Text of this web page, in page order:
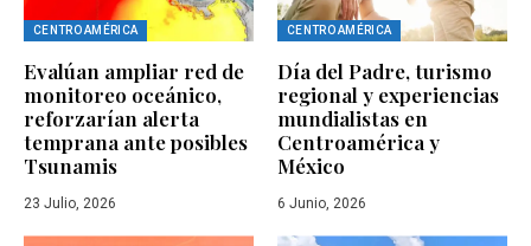
CENTRO AMÉRICA
Evalúan ampliar red de
monitoreo oceánico,
reforzarían alerta
temprana ante posibles
Tsunamis
23 Julio, 2026
CENTRO AMÉRICA
Día del Padre, turismo
regional y experiencias
mundialistas en
Centroamérica y
México
6 Junio, 2026